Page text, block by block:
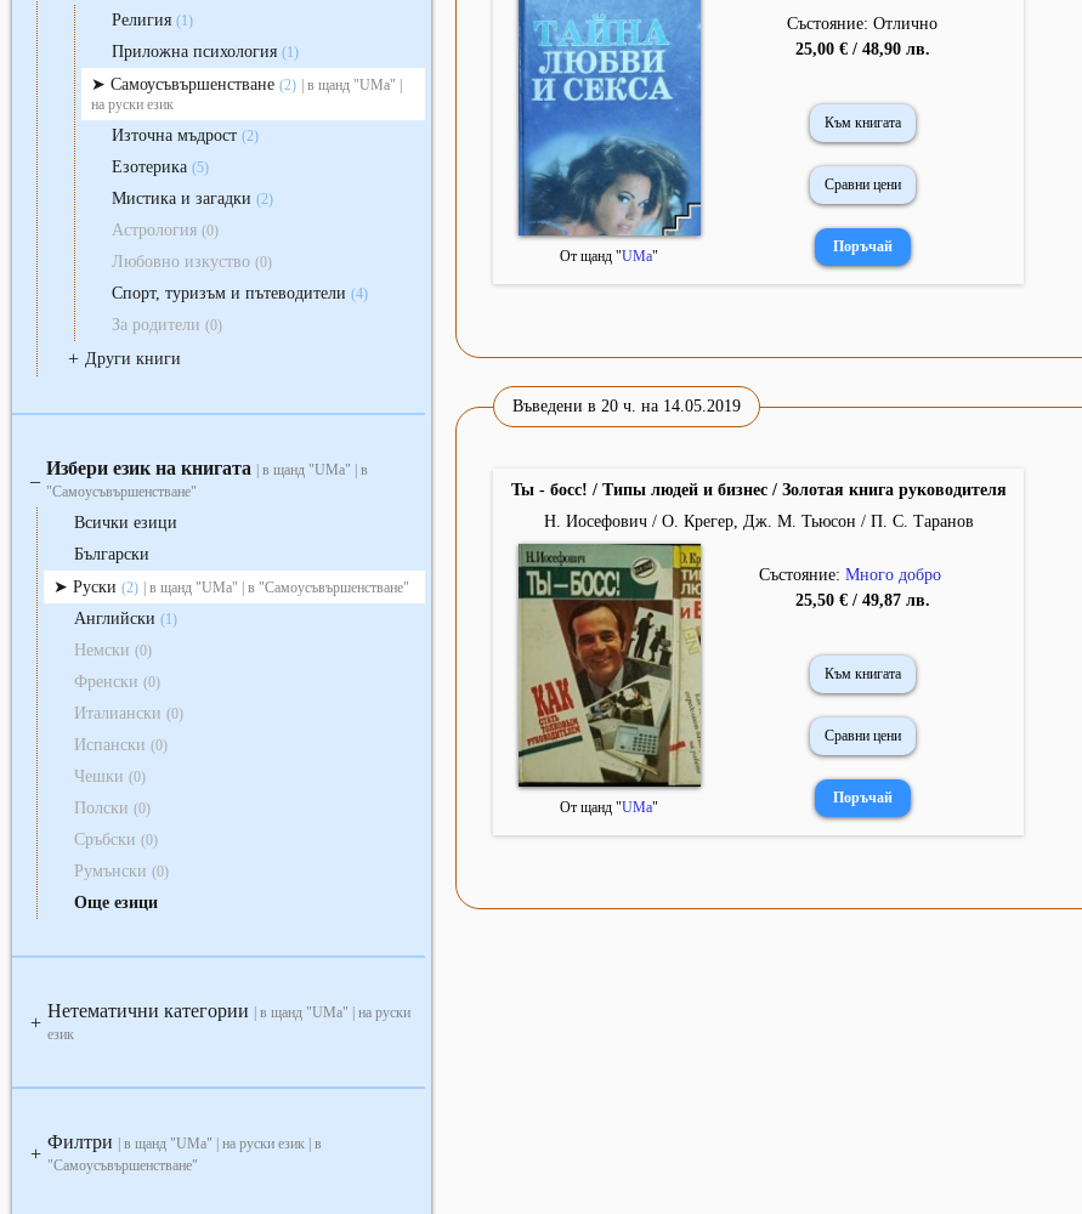
Религия (1)
Приложна психология (1)
Самоусъвършенстване (2)
| в щанд "UMa" |
на руски език
Източна мъдрост (2)
Езотерика (5)
Мистика и загадки (2)
Астрология (0)
Любовно изкуство (0)
Спорт, туризъм и пътеводители (4)
За родители (0)
+ Други книги
‒
Избери език на книгата
| в щанд "UMa" | в
"Самоусъвършенстване"
Всички езици
Български
Руски (2) | в щанд "UMa" | в "Самоусъвършенстване"
Английски (1)
Немски (0)
Френски (0)
Италиански (0)
Испански (0)
Чешки (0)
Полски (0)
Сръбски (0)
Румънски (0)
Още езици
+
Нетематични категории
| в щанд "UMa" | на руски
език
+
Филтри
| в щанд "UMa" | на руски език | в
"Самоусъвършенстване"
От щанд "UMa"
Състояние: Отлично
25,00 € / 48,90 лв.
Към книгата
Сравни цени
Въведени в 20 ч. на 14.05.2019
Ты - босс! / Типы людей и бизнес / Золотая книга руководителя
Н. Иосефович / О. Крегер, Дж. М. Тьюсон / П. С. Таранов
От щанд "UMa"
Състояние:Много добро
25,50 € / 49,87 лв.
Към книгата
Сравни цени